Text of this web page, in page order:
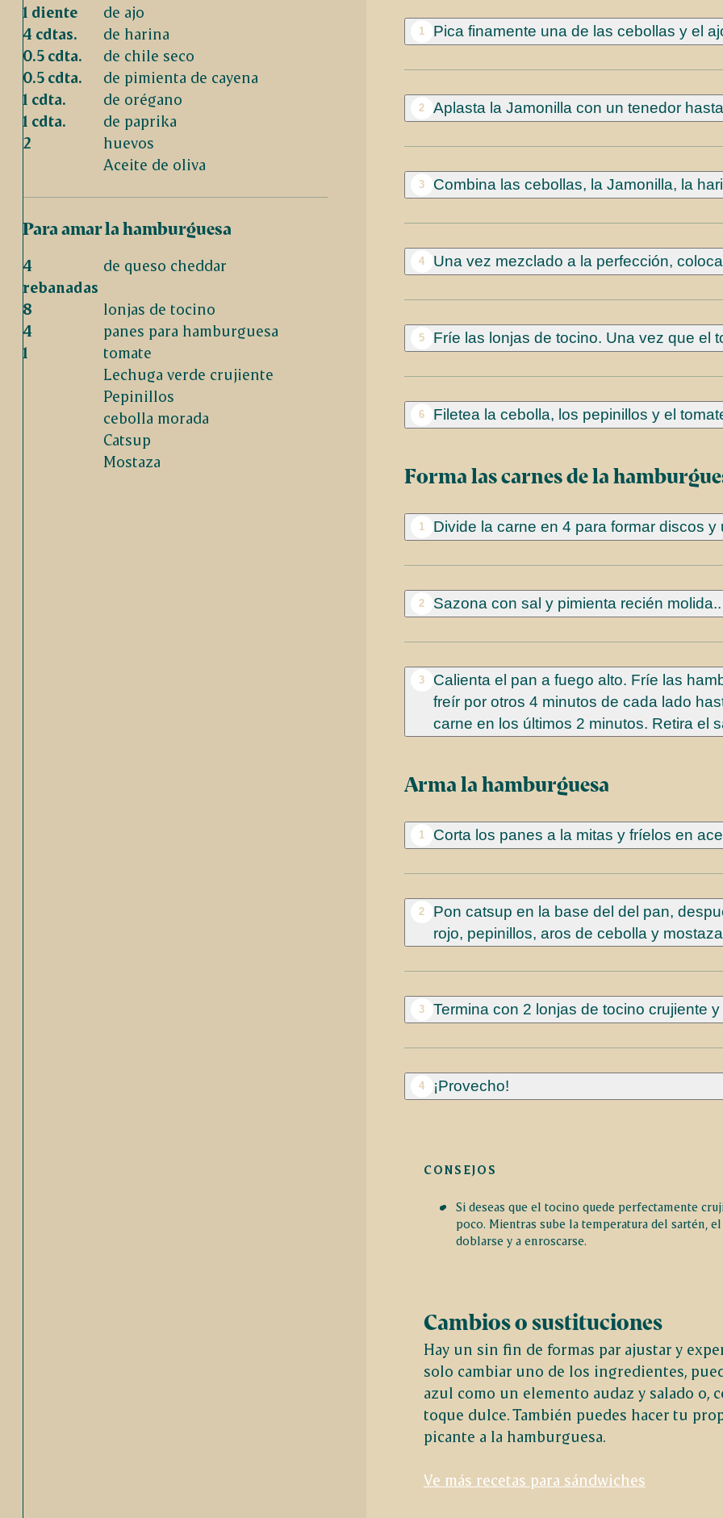
1 diente
de ajo
4 cdtas.
de harina
0.5 cdta.
de chile seco
0.5 cdta.
de pimienta de cayena
1 cdta.
de orégano
1 cdta.
de paprika
2
huevos
Aceite de oliva
Para amar la hamburguesa
4
rebanadas
de queso cheddar
8
lonjas de tocino
4
panes para hamburguesa
1
tomate
Lechuga verde crujiente
Pepinillos
cebolla morada
Catsup
Mostaza
1 Pica finamente una de las cebollas y el
2 Aplasta la Jamonilla con un tenedor
3 Combina las cebollas, la Jamonilla, la
4 Una vez mezclado a la perfección,
5 Fríe las lonjas de tocino. Una vez que el
6 Filetea la cebolla, los pepinillos y el
Forma las carnes de la
1 Divide la carne en 4 para formar discos
2 Sazona con sal y pimienta recién
3
Calienta el pan a fuego alto. Fríe las
freír por otros 4 minutos de cada lado
carne en los últimos 2 minutos. Retira el
Arma la hamburguesa
1 Corta los panes a la mitas y fríelos en
2
Pon catsup en la base del del pan,
rojo, pepinillos, aros de cebolla y
3 Termina con 2 lonjas de tocino crujiente
4 ¡Provecho!
CONSEJOS
Si deseas que el tocino quede perfectamente
poco. Mientras sube la temperatura del sartén,
doblarse y a enroscarse.
Cambios o sustituciones
Hay un sin fin de formas par ajustar y
solo cambiar uno de los ingredientes,
azul como un elemento audaz y salado o,
toque dulce. También puedes hacer tu
picante a la hamburguesa.
Ve más recetas para sándwiches